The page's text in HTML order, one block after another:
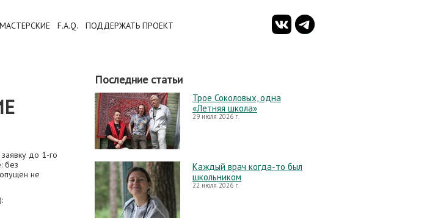
МАСТЕРСКИЕ F.A.Q. ПОДДЕРЖАТЬ ПРОЕКТ
до 1-го
без
не
Последние статьи
Трое Соколовых, одна
«Летняя школа»
29 июля 2026 г.
Каждый врач когда-то был
школьником
22 июля 2026 г.